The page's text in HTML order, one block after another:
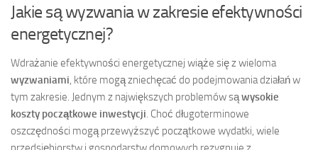
Jakie są wyzwania w zakresie efektywności
energetycznej?
Wdrażanie efektywności energetycznej wiąże się z wieloma
wyzwaniami , które mogą zniechęcać do podejmowania działań w
tym zakresie. Jednym z największych problemów sąwysokie
koszty początkowe inwestycji . Choć długoterminowe
oszczędności mogą przewyższyć początkowe wydatki, wiele